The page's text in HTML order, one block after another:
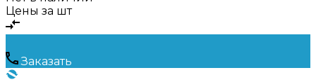
Цены за шт
Заказать